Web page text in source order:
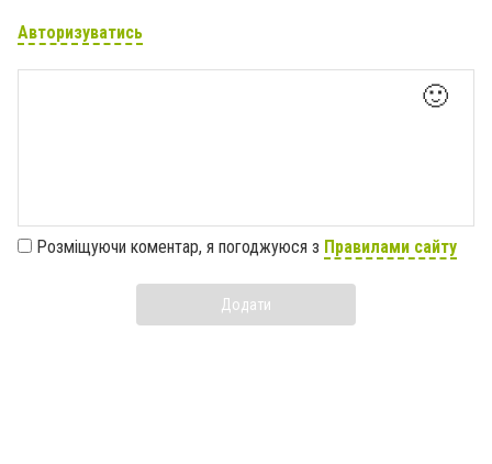
Авторизуватись
🙂
Розміщуючи коментар, я погоджуюся з Правилами сайту
Додати